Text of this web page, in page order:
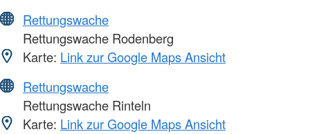
Rettungswache
Rettungswache Rodenberg
Karte: Link zur Google Maps Ansicht
Rettungswache
Rettungswache Rinteln
Karte: Link zur Google Maps Ansicht